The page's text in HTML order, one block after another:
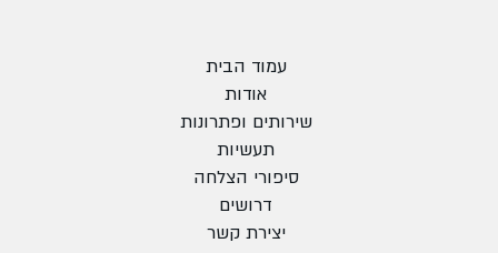
עמוד הבית
אודות
שירותים ופתרונות
תעשיות
סיפורי הצלחה
דרושים
יצירת קשר